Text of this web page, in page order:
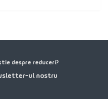
despre reduceri?
ul nostru